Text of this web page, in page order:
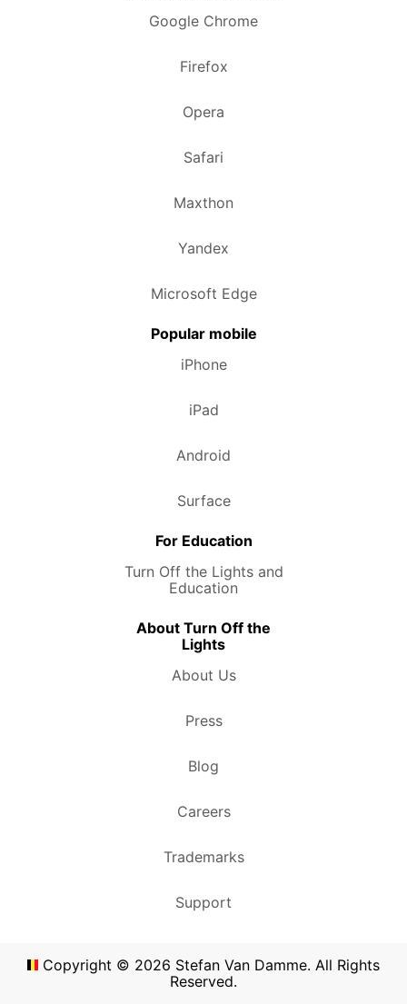
Google Chrome
Firefox
Opera
Safari
Maxthon
Yandex
Microsoft Edge
Popular mobile
iPhone
iPad
Android
Surface
For Education
Turn Off the Lights and
Education
About Turn Off the
Lights
About Us
Press
Blog
Careers
Trademarks
Support
Copyright © 2026 Stefan Van Damme. All Rights
Reserved.